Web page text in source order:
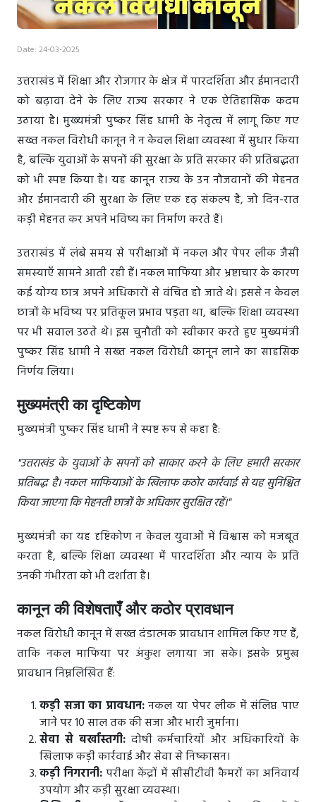
Date: 24-03-2025
उत्तराखंड में शिक्षा और रोजगार के क्षेत्र में पारदर्शिता और ईमानदारी
को बढ़ावा देने के लिए राज्य सरकार ने एक ऐतिहासिक कदम
उठाया है। मुख्यमंत्री पुष्कर सिंह धामी के नेतृत्व में लागू किए गए
सख्त नकल विरोधी कानून ने न केवल शिक्षा व्यवस्था में सुधार किया
है, बल्कि युवाओं के सपनों की सुरक्षा के प्रति सरकार की प्रतिबद्धता
को भी स्पष्ट किया है। यह कानून राज्य के उन नौजवानों की मेहनत
और ईमानदारी की सुरक्षा के लिए एक दृढ़ संकल्प है, जो दिन-रात
कड़ी मेहनत कर अपने भविष्य का निर्माण करते हैं।
उत्तराखंड में लंबे समय से परीक्षाओं में नकल और पेपर लीक जैसी
समस्याएँ सामने आती रही हैं। नकल माफिया और भ्रष्टाचार के कारण
कई योग्य छात्र अपने अधिकारों से वंचित हो जाते थे। इससे न केवल
छात्रों के भविष्य पर प्रतिकूल प्रभाव पड़ता था, बल्कि शिक्षा व्यवस्था
पर भी सवाल उठते थे। इस चुनौती को स्वीकार करते हुए मुख्यमंत्री
पुष्कर सिंह धामी ने सख्त नकल विरोधी कानून लाने का साहसिक
निर्णय लिया।
मुख्यमंत्री का दृष्टिकोण
मुख्यमंत्री पुष्कर सिंह धामी ने स्पष्ट रूप से कहा है:
"उत्तराखंड के युवाओं के सपनों को साकार करने के लिए हमारी सरकार
प्रतिबद्ध है। नकल माफियाओं के खिलाफ कठोर कार्रवाई से यह सुनिश्चित
किया जाएगा कि मेहनती छात्रों के अधिकार सुरक्षित रहें।"
मुख्यमंत्री का यह दृष्टिकोण न केवल युवाओं में विश्वास को मजबूत
करता है, बल्कि शिक्षा व्यवस्था में पारदर्शिता और न्याय के प्रति
उनकी गंभीरता को भी दर्शाता है।
कानून की विशेषताएँ और कठोर प्रावधान
नकल विरोधी कानून में सख्त दंडात्मक प्रावधान शामिल किए गए हैं,
ताकि नकल माफिया पर अंकुश लगाया जा सके। इसके प्रमुख
प्रावधान निम्नलिखित हैं:
कड़ी सजा का प्रावधान:नकल या पेपर लीक में संलिप्त पाए
जाने पर 10 साल तक की सजा और भारी जुर्माना।
सेवा से बर्खास्तगी:दोषी कर्मचारियों और अधिकारियों के
खिलाफ कड़ी कार्रवाई और सेवा से निष्कासन।
कड़ी निगरानी:परीक्षा केंद्रों में सीसीटीवी कैमरों का अनिवार्य
उपयोग और कड़ी सुरक्षा व्यवस्था।